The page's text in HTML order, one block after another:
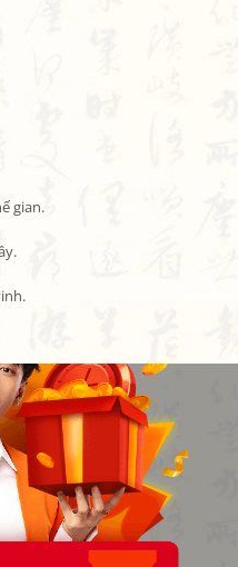
gian.